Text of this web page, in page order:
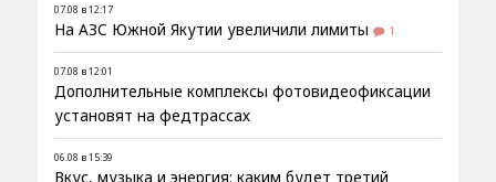
07.08 в 12:17
На АЗС Южной Якутии увеличили лимиты 1
07.08 в 12:01
Дополнительные комплексы фотовидеофиксации
установят на федтрассах
06.08 в 15:39
Вкус, музыка и энергия: каким будет третий